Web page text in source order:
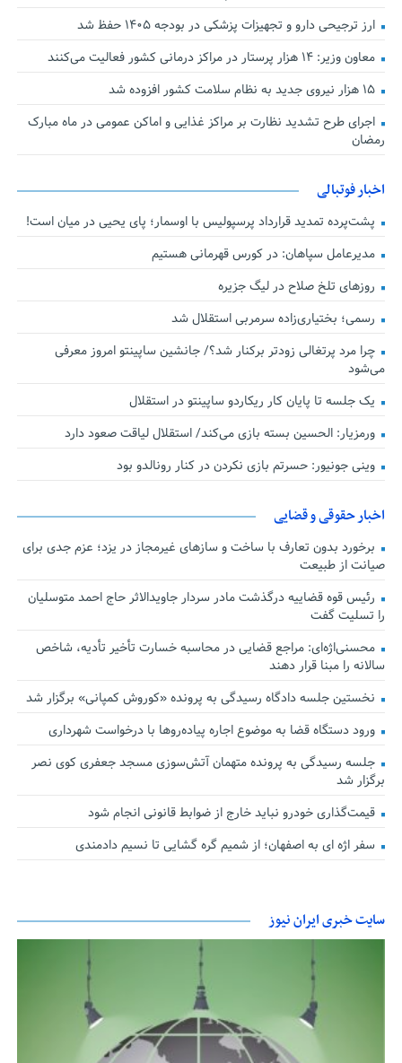
ارز ترجیحی دارو و تجهیزات پزشکی در بودجه ۱۴۰۵ حفظ شد
معاون وزیر: ۱۴ هزار پرستار در مراکز درمانی کشور فعالیت می‌کنند
۱۵ هزار نیروی جدید به نظام سلامت کشور افزوده شد
اجرای طرح تشدید نظارت بر مراکز غذایی و اماکن عمومی در ماه مبارک
رمضان
اخبار فوتبالی
پشت‌پرده تمدید قرارداد پرسپولیس با اوسمار؛ پای یحیی در میان است!
مدیرعامل سپاهان: در کورس قهرمانی هستیم
روزهای تلخ صلاح در لیگ جزیره
رسمی؛ بختیاری‌زاده سرمربی استقلال شد
چرا مرد پرتغالی زودتر برکنار شد؟/ جانشین ساپینتو امروز معرفی
می‌شود
یک جلسه تا پایان کار ریکاردو ساپینتو در استقلال
ورمزیار: الحسین بسته بازی می‌کند/ استقلال لیاقت صعود دارد
وینی جونیور: حسرتم بازی نکردن در کنار رونالدو بود
اخبار حقوقی و قضایی
برخورد بدون تعارف با ساخت‌ و سازهای غیرمجاز در یزد؛ عزم جدی برای
صیانت از طبیعت
رئیس قوه قضاییه درگذشت مادر سردار جاویدالاثر حاج احمد متوسلیان
را تسلیت گفت
محسنی‌اژه‌ای: مراجع قضایی در محاسبه خسارت تأخیر تأدیه، شاخص
سالانه را مبنا قرار دهند
نخستین جلسه دادگاه رسیدگی به پرونده «کوروش کمپانی» برگزار شد
ورود دستگاه قضا به موضوع اجاره پیاده‌روها با درخواست شهرداری
جلسه رسیدگی به پرونده متهمان آتش‌سوزی مسجد جعفری کوی نصر
برگزار شد
قیمت‌گذاری خودرو نباید خارج از ضوابط قانونی انجام شود
سفر اژه ای به اصفهان؛ از شمیم گره گشایی تا نسیم دادمندی
سایت خبری ایران نیوز